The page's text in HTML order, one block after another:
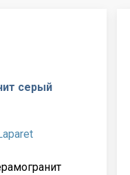
серый